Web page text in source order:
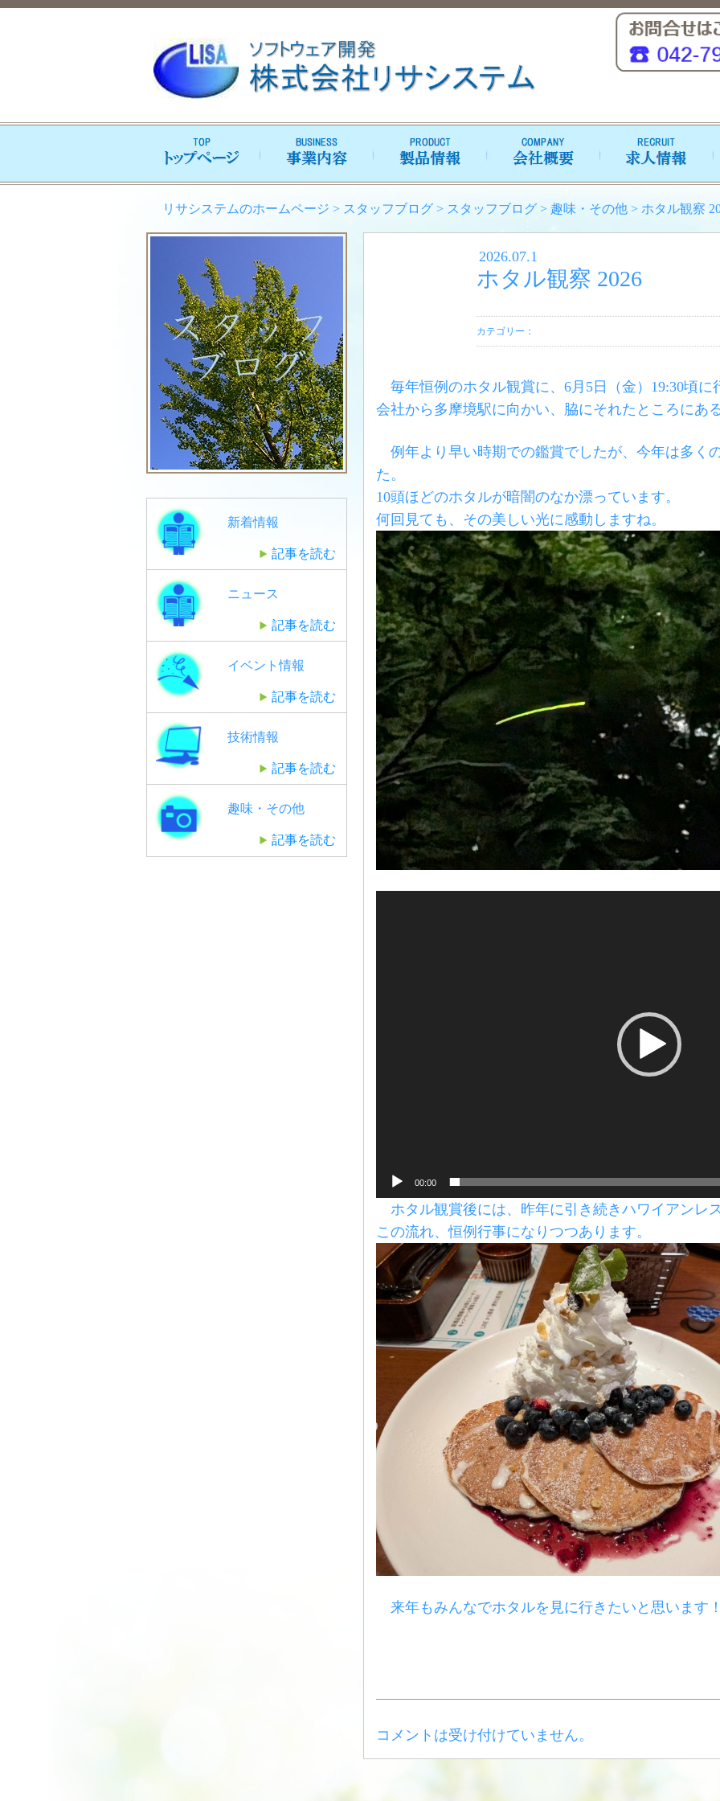
リサシステムのホームページ > スタッフブログ > スタッフブログ > 趣味・その他 > ホタル観察
新着情報
記事を読む
ニュース
記事を読む
イベント情報
記事を読む
技術情報
記事を読む
趣味・その他
記事を読む
2026.07.1
ホタル観察 2026
カテゴリー：
毎年恒例のホタル観賞に、6月5日（金）19:30頃
会社から多摩境駅に向かい、脇にそれたところにあ
例年より早い時期での鑑賞でしたが、今年は多く
た。
10頭ほどのホタルが暗闇のなか漂っています。
何回見ても、その美しい光に感動しますね。
00:00
ホタル観賞後には、昨年に引き続きハワイアンレ
この流れ、恒例行事になりつつあります。
来年もみんなでホタルを見に行きたいと思います
コメントは受け付けていません。